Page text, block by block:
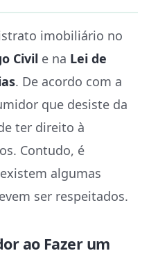
imobiliário no
Civil e na Lei de
. De acordo com a
que desiste da
ter direito à
Contudo, é
algumas
ser respeitados.
ao Fazer um